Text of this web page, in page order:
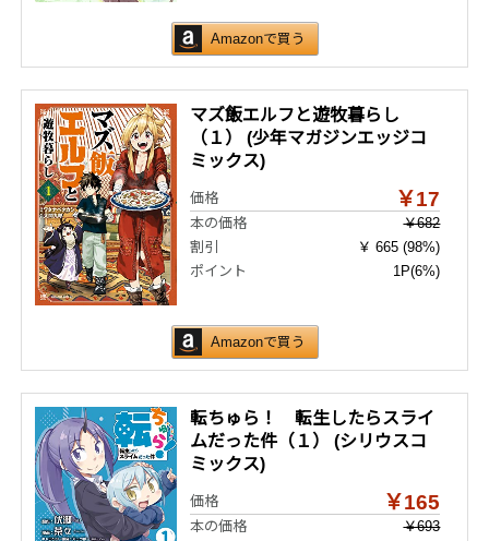
Amazonで買う
マズ飯エルフと遊牧暮らし
（１） (少年マガジンエッジコ
ミックス)
価格 ￥17
本の価格
￥682
割引
￥ 665 (98%)
ポイント
1P(6%)
Amazonで買う
転ちゅら！ 転生したらスライ
ムだった件（１） (シリウスコ
ミックス)
価格 ￥165
本の価格
￥693